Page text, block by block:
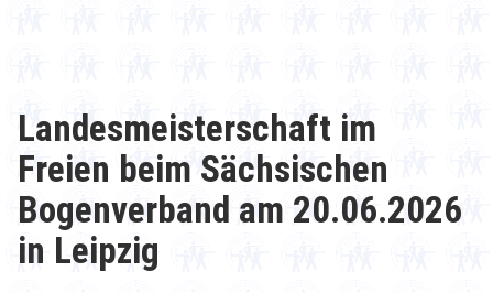
Landesmeisterschaft im
Freien beim Sächsischen
Bogenverband am 20.06.2026
in Leipzig